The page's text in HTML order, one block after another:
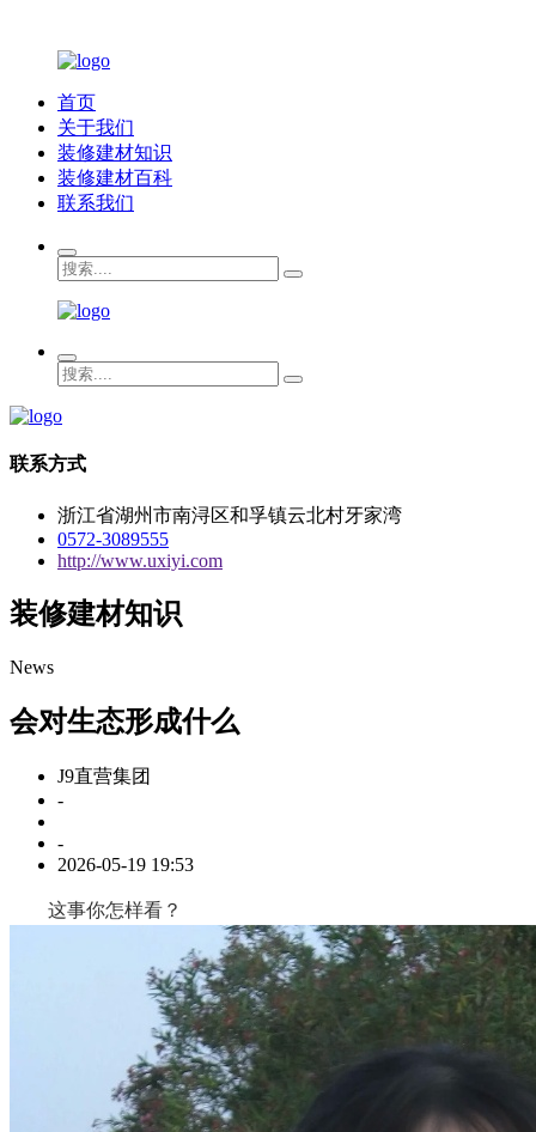
首页
关于我们
装修建材知识
装修建材百科
联系我们
联系方式
浙江省湖州市南浔区和孚镇云北村牙家湾
0572-3089555
http://www.uxiyi.com
装修建材知识
News
会对生态形成什么
J9直营集团
-
-
2026-05-19 19:53
这事你怎样看？